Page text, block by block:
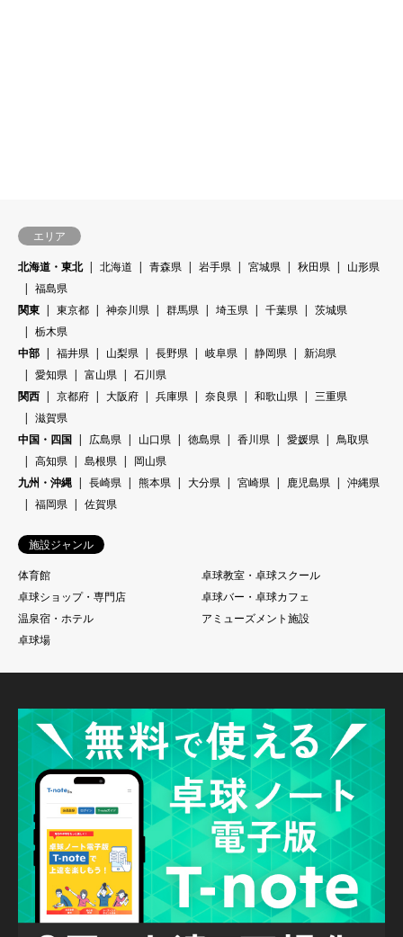
エリア
北海道・東北
北海道 青森県 岩手県 宮城県 秋田県
山形県
福島県
関東
東京都 神奈川県 群馬県 埼玉県 千葉県
茨城県
栃木県
中部
福井県 山梨県 長野県 岐阜県 静岡県
新潟県
愛知県
富山県
石川県
関西
京都府 大阪府 兵庫県 奈良県 和歌山県
三重県
滋賀県
中国・四国
広島県 山口県 徳島県 香川県 愛媛県
鳥取県
高知県
島根県
岡山県
九州・沖縄
長崎県 熊本県 大分県 宮崎県 鹿児島県
沖縄県
福岡県
佐賀県
施設ジャンル
体育館
卓球教室・卓球スクール
卓球ショップ・専門店
卓球バー・卓球カフェ
温泉宿・ホテル
アミューズメント施設
卓球場